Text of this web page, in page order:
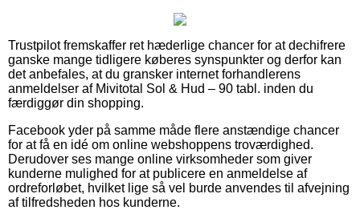
Trustpilot fremskaffer ret hæderlige chancer for at dechifrere
ganske mange tidligere køberes synspunkter og derfor kan
det anbefales, at du gransker internet forhandlerens
anmeldelser af Mivitotal Sol & Hud – 90 tabl. inden du
færdiggør din shopping.
Facebook yder på samme måde flere anstændige chancer
for at få en idé om online webshoppens troværdighed.
Derudover ses mange online virksomheder som giver
kunderne mulighed for at publicere en anmeldelse af
ordreforløbet, hvilket lige så vel burde anvendes til afvejning
af tilfredsheden hos kunderne.